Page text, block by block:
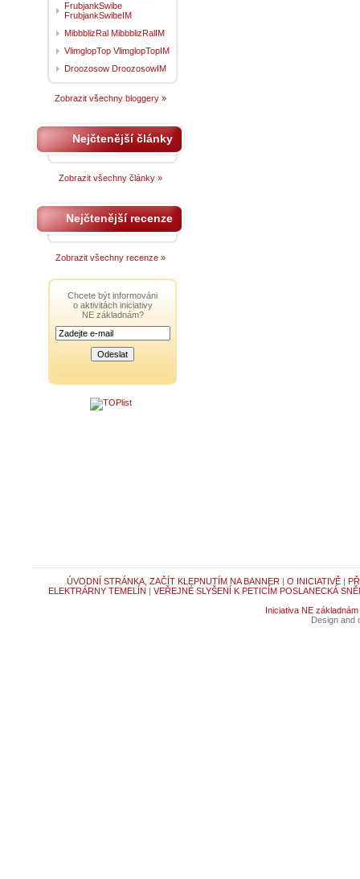
FrubjankSwibe
FrubjankSwibeIM
MibbblizRal MibbblizRalIM
VlimglopTop VlimglopTopIM
Droozosow DroozosowIM
Zobrazit všechny bloggery »
Nejčtenější články
Zobrazit všechny články »
Nejčtenější recenze
Zobrazit všechny recenze »
Chcete být informováni
o aktivitách iniciativy
NE základnám?
ÚVODNÍ STRÁNKA, ZAČÍT KLEPNUTÍM NA BANNER | O INICIATIVĚ|
ELEKTRÁRNY TEMELÍN | VEŘEJNÉ SLYŠENÍ K PETICÍM POSLANECKÁ
Iniciativa NE základnám
Design and